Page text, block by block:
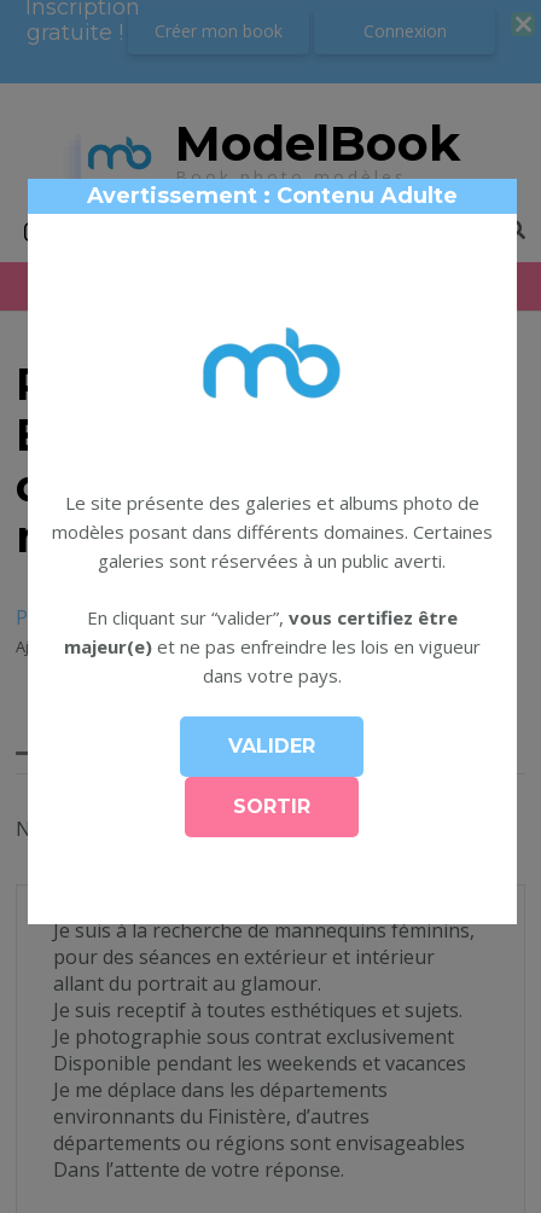
Inscription
gratuite !
Créer mon book Connexion
ModelBook
Book photo modèles
Photographe en
Bretagne (Ouverture
des Rdv 3 prochains
mois)
Photographes
Ajouté le 5 janvier 2024 par HughMo
Niveau : Expert(e)
Je suis à la recherche de mannequins féminins,
pour des séances en extérieur et intérieur
allant du portrait au glamour.
Je suis receptif à toutes esthétiques et sujets.
Je photographie sous contrat exclusivement
Disponible pendant les weekends et vacances
Je me déplace dans les départements
environnants du Finistère, d’autres
départements ou régions sont envisageables
Dans l’attente de votre réponse.
Inscription
gratuite !
Créer mon book Connexion
Avertissement : Contenu Adulte
Le site présente des galeries et albums photo de
modèles posant dans différents domaines. Certaines
galeries sont réservées à un public averti.
En cliquant sur “valider”, vous certifiez être
majeur(e)et ne pas enfreindre les lois en vigueur
dans votre pays.